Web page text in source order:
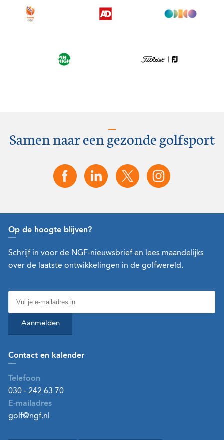
Samen naar een gezonde golfsport
Op de hoogte blijven?
Schrijf in voor de NGF-nieuwsbrief en lees maandelijks
over de laatste ontwikkelingen in de golfwereld.
Aanmelden
Contact en kalender
Telefoon
030 - 242 63 70
E-mailadres
golf@ngf.nl